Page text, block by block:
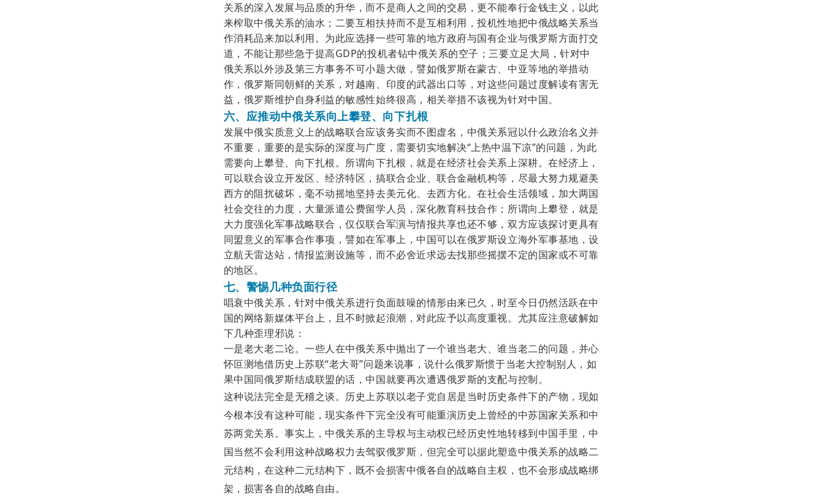
关系的深入发展与品质的升华，而不是商人之间的交易，更不能奉行金钱主义，以此
来榨取中俄关系的油水；二要互相扶持而不是互相利用，投机性地把中俄战略关系当
作消耗品来加以利用。为此应选择一些可靠的地方政府与国有企业与俄罗斯方面打交
道，不能让那些急于提高GDP的投机者钻中俄关系的空子；三要立足大局，针对中
俄关系以外涉及第三方事务不可小题大做，譬如俄罗斯在蒙古、中亚等地的举措动
作，俄罗斯同朝鲜的关系，对越南、印度的武器出口等，对这些问题过度解读有害无
益，俄罗斯维护自身利益的敏感性始终很高，相关举措不该视为针对中国。
六、应推动中俄关系向上攀登、向下扎根
发展中俄实质意义上的战略联合应该务实而不图虚名，中俄关系冠以什么政治名义并
不重要，重要的是实际的深度与广度，需要切实地解决“上热中温下凉”的问题，为此
需要向上攀登、向下扎根。所谓向下扎根，就是在经济社会关系上深耕。在经济上，
可以联合设立开发区、经济特区，搞联合企业、联合金融机构等，尽最大努力规避美
西方的阻扰破坏，毫不动摇地坚持去美元化、去西方化。在社会生活领域，加大两国
社会交往的力度，大量派遣公费留学人员，深化教育科技合作；所谓向上攀登，就是
大力度强化军事战略联合，仅仅联合军演与情报共享也还不够，双方应该探讨更具有
同盟意义的军事合作事项，譬如在军事上，中国可以在俄罗斯设立海外军事基地，设
立航天雷达站，情报监测设施等，而不必舍近求远去找那些摇摆不定的国家或不可靠
的地区。
七、警惕几种负面行径
唱衰中俄关系，针对中俄关系进行负面鼓噪的情形由来已久，时至今日仍然活跃在中
国的网络新媒体平台上，且不时掀起浪潮，对此应予以高度重视。尤其应注意破解如
下几种歪理邪说：
一是老大老二论。一些人在中俄关系中抛出了一个谁当老大、谁当老二的问题，并心
怀叵测地借历史上苏联“老大哥”问题来说事，说什么俄罗斯惯于当老大控制别人，如
果中国同俄罗斯结成联盟的话，中国就要再次遭遇俄罗斯的支配与控制。
这种说法完全是无稽之谈。历史上苏联以老子党自居是当时历史条件下的产物，现如
今根本没有这种可能，现实条件下完全没有可能重演历史上曾经的中苏国家关系和中
苏两党关系。事实上，中俄关系的主导权与主动权已经历史性地转移到中国手里，中
国当然不会利用这种战略权力去驾驭俄罗斯，但完全可以据此塑造中俄关系的战略二
元结构，在这种二元结构下，既不会损害中俄各自的战略自主权，也不会形成战略绑
架，损害各自的战略自由。